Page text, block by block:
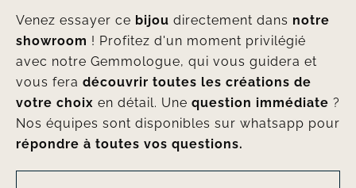
Venez essayer ce bijou directement dans notre
showroom ! Profitez d'un moment privilégié
avec notre Gemmologue, qui vous guidera et
vous fera découvrir toutes les créations de
votre choix en détail. Une question immédiate ?
Nos équipes sont disponibles sur whatsapp pour
répondre à toutes vos questions.